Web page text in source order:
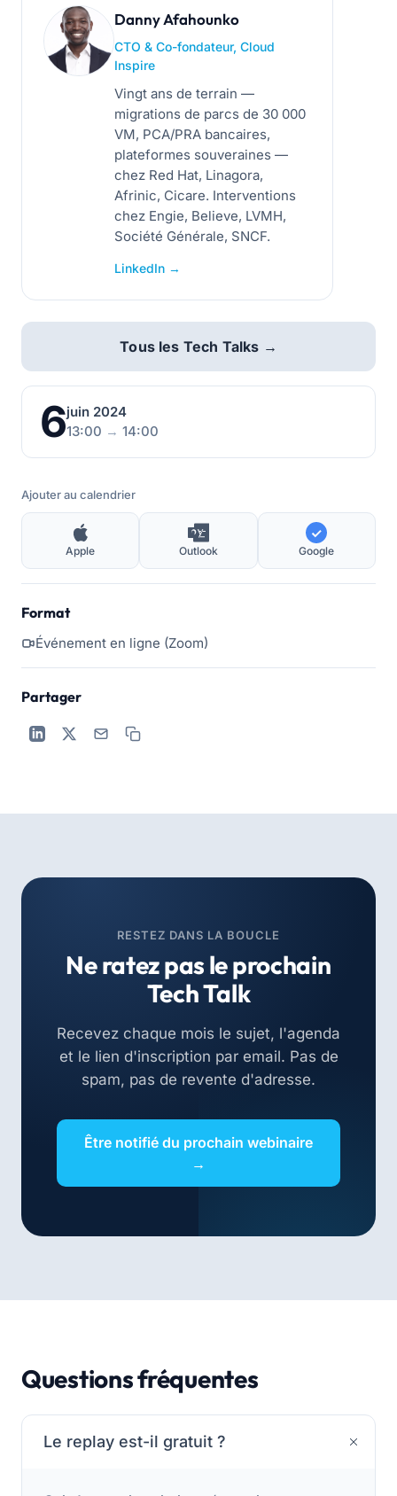
Danny Afahounko
CTO & Co-fondateur, Cloud
Inspire
Vingt ans de terrain —
migrations de parcs de 30 000
VM, PCA/PRA bancaires,
plateformes souveraines —
chez Red Hat, Linagora,
Afrinic, Cicare. Interventions
chez Engie, Believe, LVMH,
Société Générale, SNCF.
LinkedIn →
Tous les Tech Talks →
6juin 2024
13:00 → 14:00
Ajouter au calendrier
Apple Outlook Google
Format
Événement en ligne (Zoom)
Partager
RESTEZ DANS LA BOUCLE
Ne ratez pas le prochain
Tech Talk
Recevez chaque mois le sujet, l'agenda
et le lien d'inscription par email. Pas de
spam, pas de revente d'adresse.
Être notifié du prochain webinaire
→
Questions fréquentes
Le replay est-il gratuit ?